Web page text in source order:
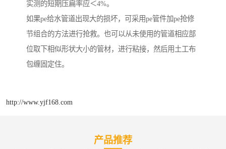
实测的短期压扁率应＜4%。
如果pe给水管道出现大的损坏，可采用pe管件加pe抢修
节组合的方法进行抢救。也可以从未使用的管道相应部
位取下相似形状大小的管材，进行粘接，然后用土工布
包缠固定住。
http://www.yjf168.com
产品推荐